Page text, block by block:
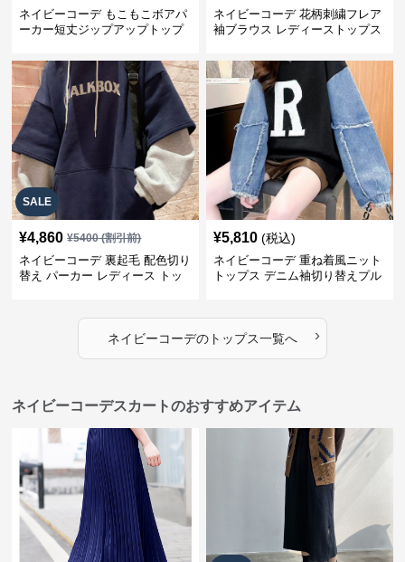
ネイビーコーデ もこもこボアパ
ーカー短丈ジップアップトップ
ネイビーコーデ 花柄刺繍フレア
袖ブラウス レディーストップス
SALE
¥4,860 ¥5400(割引前)
ネイビーコーデ 裏起毛 配色切り
替え パーカー レディース トッ
¥5,810 (税込)
ネイビーコーデ 重ね着風ニット
トップス デニム袖切り替えプル
ネイビーコーデのトップス一覧へ ›
ネイビーコーデスカートのおすすめアイテム